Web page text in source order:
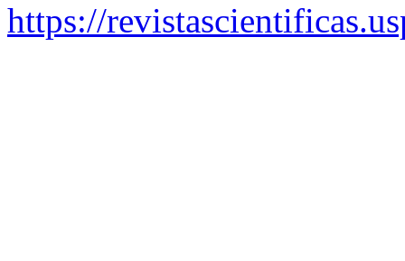
https://